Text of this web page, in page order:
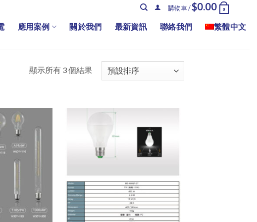
購物車 /$0.00 0
應用案例 關於我們 最新資訊 聯絡我們 繁體中文
顯示所有 3 個結果